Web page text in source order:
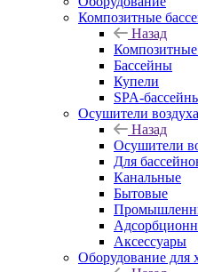
Композитные
Назад
Бассейны
Купели
SPA-
Осушители воздуха
Назад
Осушители
Для
Канальные
Бытовые
Аксессуары
Оборудование для